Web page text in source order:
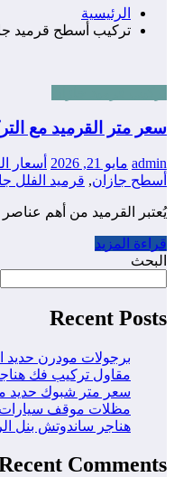
الرئيسية
تركيب أسطح قرميد
سعر متر القرميد مع
admin مايو 21, 2026 أسعار
أسطح جازان, قرميد الفلل
يُعتبر القرميد من أهم
قراءة المزيد
البحث
Recent Posts
برجولات مودرن حديد
مقاول تركيب فك
سعر متر شبوك حديد
مظلات موقف سيارات
هناجر ساندوتش بنل
Comments